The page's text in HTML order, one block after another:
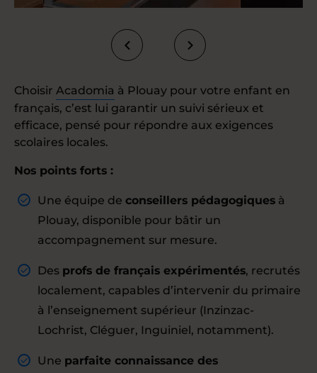
Choisir Acadomia à Plouay pour votre enfant en
français, c’est lui garantir un suivi sérieux et
efficace, pensé pour répondre aux exigences
scolaires locales.
Nos points forts :
Une équipe de conseillers pédagogiques à
Plouay, disponible pour bâtir un
accompagnement sur mesure.
Des profs de français expérimentés, recrutés
localement, capables d’intervenir du primaire
à l’enseignement supérieur (Inzinzac-
Lochrist, Cléguer, Inguiniel, notamment).
Une parfaite connaissance des